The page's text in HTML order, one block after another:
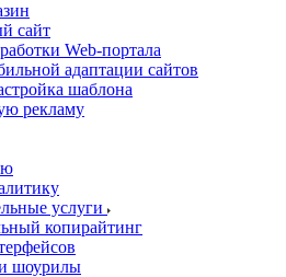
сайт
Web-портала
адаптации сайтов
шаблона
рекламу
услуги
копирайтинг
шоурилы